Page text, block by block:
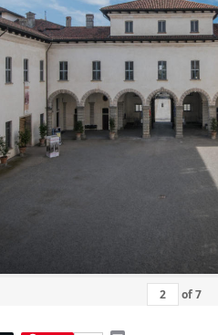
of7